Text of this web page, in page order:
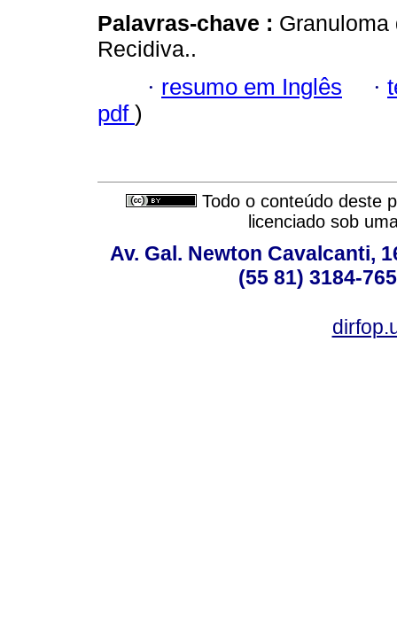
Palavras-chave :
Recidiva..
· resumo em Inglês ·
pdf )
Todo o conteúdo deste
licenciado sob
Av. Gal. Newton Cavalcanti,
(55 81) 3184-